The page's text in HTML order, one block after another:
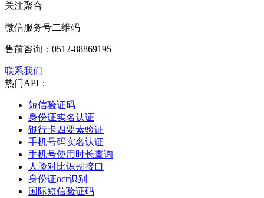
关注聚合
微信服务号二维码
售前咨询： 0512-88869195
联系我们
热门API：
短信验证码
身份证实名认证
银行卡四要素验证
手机号码实名认证
手机号使用时长查询
人脸对比识别接口
身份证ocr识别
国际短信验证码